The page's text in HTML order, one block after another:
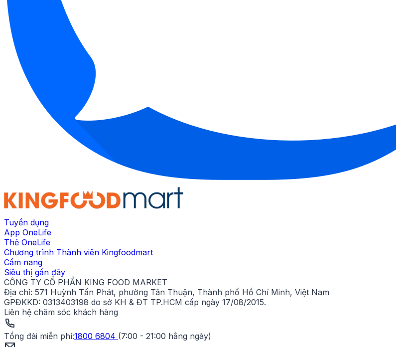
Tuyển dụng
App OneLife
Thẻ OneLife
Chương trình Thành viên Kingfoodmart
Cẩm nang
Siêu thị gần đây
CÔNG TY CỔ PHẦN KING FOOD MARKET
Địa chỉ: 571 Huỳnh Tấn Phát, phường Tân Thuận, Thành phố Hồ Chí Minh, Việt Nam
GPĐKKD: 0313403198 do sở KH & ĐT TP.HCM cấp ngày 17/08/2015.
Liên hệ chăm sóc khách hàng
Tổng đài miễn phí:1800 6804 (7:00 - 21:00 hằng ngày)